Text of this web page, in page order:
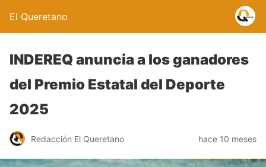
El Queretano
INDEREQ anuncia a los ganadores
del Premio Estatal del Deporte
2025
Redacción El Queretano hace 10 meses